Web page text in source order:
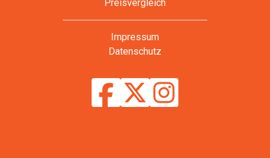
Preisvergleich
Impressum
Datenschutz